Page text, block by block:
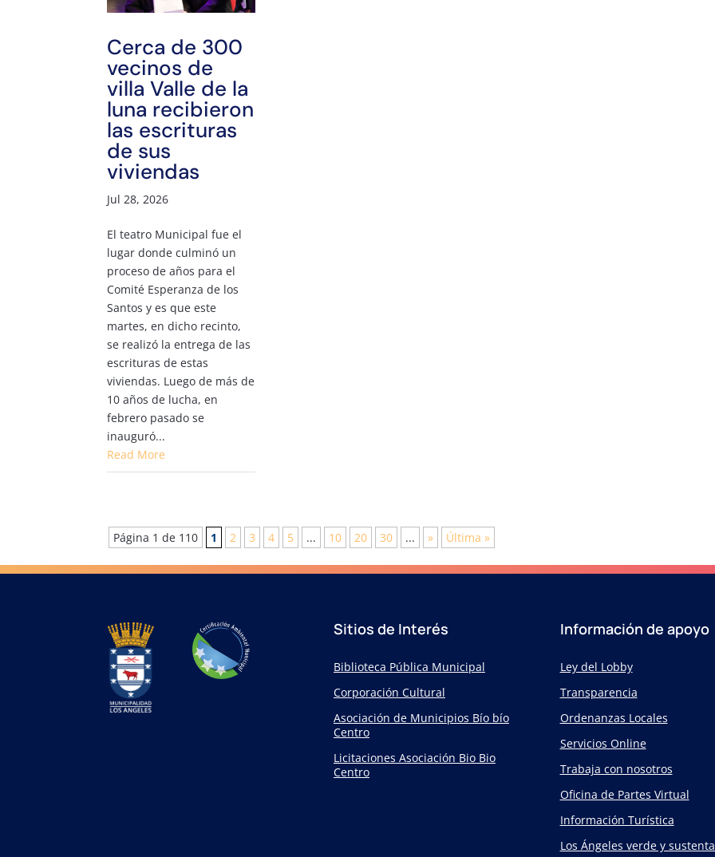
Cerca de 300
vecinos de
villa Valle de la
luna recibieron
las escrituras
de sus
viviendas
Jul 28, 2026
El teatro Municipal fue el
lugar donde culminó un
proceso de años para el
Comité Esperanza de los
Santos y es que este
martes, en dicho recinto,
se realizó la entrega de las
escrituras de estas
viviendas. Luego de más de
10 años de lucha, en
febrero pasado se
inauguró...
Read More
Página 1 de 110 1 2 3 4 5 ... 10 20 30 ... » Última »
Sitios de Interés
Biblioteca Pública Municipal
Corporación Cultural
Asociación de Municipios Bío bío
Centro
Licitaciones Asociación Bio Bio
Centro
Información de apoyo
Ley del Lobby
Transparencia
Ordenanzas Locales
Servicios Online
Trabaja con nosotros
Oficina de Partes Virtual
Información Turística
Los Ángeles verde y